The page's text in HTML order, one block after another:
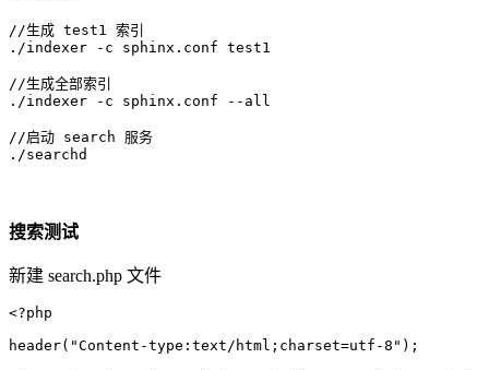
//生成 test1 索引
./indexer -c sphinx.conf test1
//生成全部索引
./indexer -c sphinx.conf --all
//启动 search 服务
./searchd
搜索测试
新建 search.php 文件
<?php
header("Content-type:text/html;charset=utf-8");